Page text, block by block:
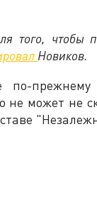
того, чтобы
Новиков.
по-
не может не